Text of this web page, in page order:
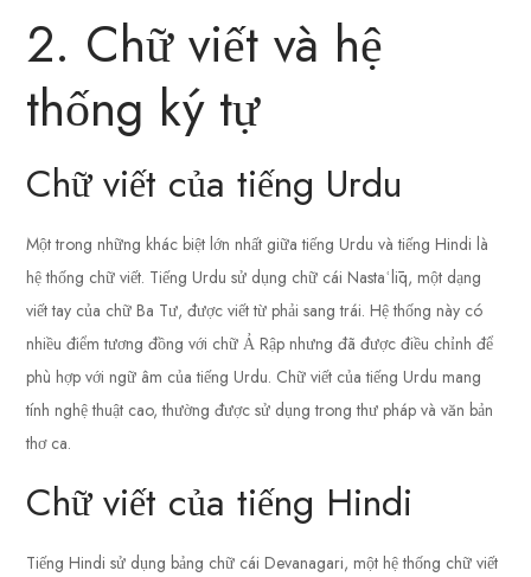
2. Chữ viết và hệ
thống ký tự
Chữ viết của tiếng Urdu
Một trong những khác biệt lớn nhất giữa tiếng Urdu và tiếng Hindi là
hệ thống chữ viết. Tiếng Urdu sử dụng chữ cái Nastaʿlīq, một dạng
viết tay của chữ Ba Tư, được viết từ phải sang trái. Hệ thống này có
nhiều điểm tương đồng với chữ Ả Rập nhưng đã được điều chỉnh để
phù hợp với ngữ âm của tiếng Urdu. Chữ viết của tiếng Urdu mang
tính nghệ thuật cao, thường được sử dụng trong thư pháp và văn bản
thơ ca.
Chữ viết của tiếng Hindi
Tiếng Hindi sử dụng bảng chữ cái Devanagari, một hệ thống chữ viết